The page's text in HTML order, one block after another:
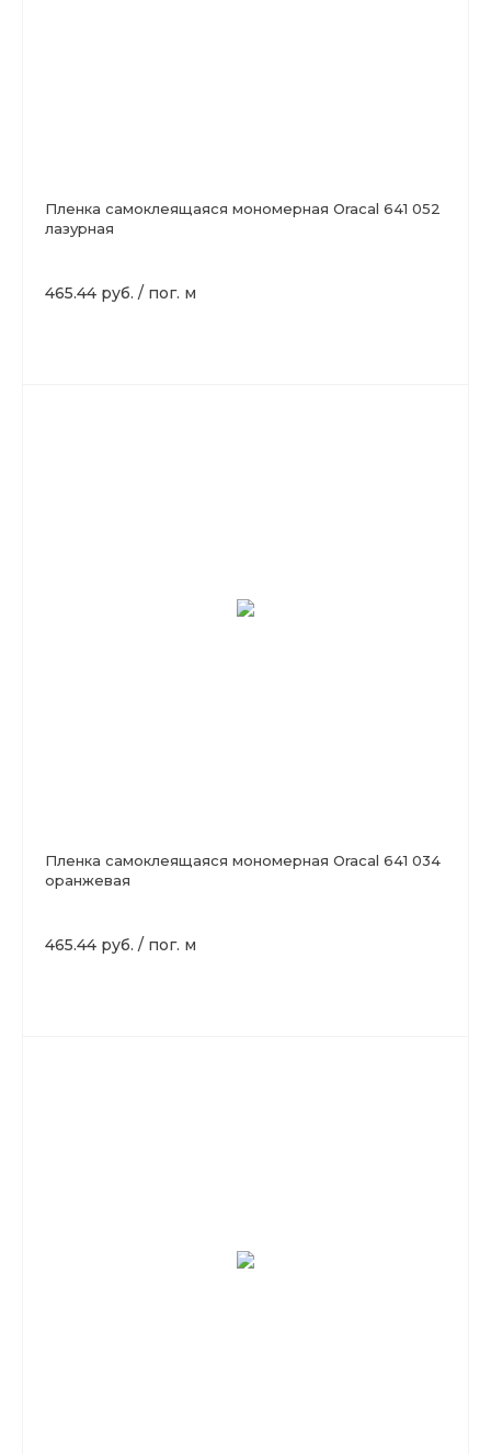
Пленка самоклеящаяся мономерная Oracal 641 052
лазурная
465.44 руб. / пог. м
Пленка самоклеящаяся мономерная Oracal 641 034
оранжевая
465.44 руб. / пог. м